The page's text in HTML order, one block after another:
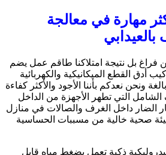
مهارة في معالجة
من فراغ بل نتيجة امتلاكنا طاقم عمل يضم
أدق القطع الميكانيكية والكهربائية
ونحن نعدكم بأننا الأجود والأكثر كفاءة
التي تطهر الأجهزة من الداخل
الضار داخل الغرف والصالات في منازل
صحية خالية من مسببات الحساسية
ذكية تعمل بضغط مياه قابل